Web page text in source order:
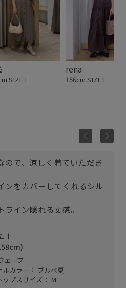
SIZE:F
rena
156cm SIZE:F
ので、涼しく着ていただき
ンをカバーしてくれるシル
イン隠れる丈感。
川
ェーブ
ルカラー： ブルべ夏
ップスサイズ： M